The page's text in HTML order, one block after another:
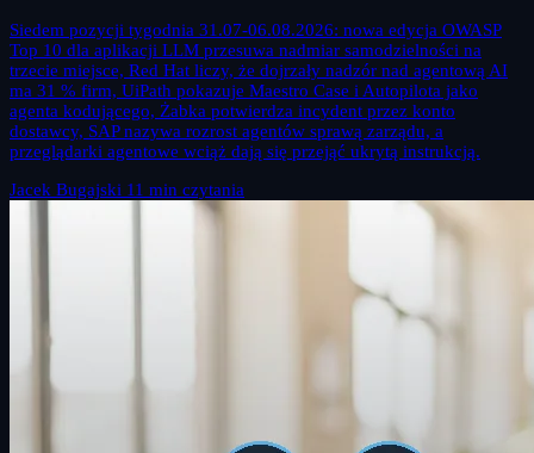
Siedem pozycji tygodnia 31.07-06.08.2026: nowa edycja OWASP
Top 10 dla aplikacji LLM przesuwa nadmiar samodzielności na
trzecie miejsce, Red Hat liczy, że dojrzały nadzór nad agentową AI
ma 31 % firm, UiPath pokazuje Maestro Case i Autopilota jako
agenta kodującego, Żabka potwierdza incydent przez konto
dostawcy, SAP nazywa rozrost agentów sprawą zarządu, a
przeglądarki agentowe wciąż dają się przejąć ukrytą instrukcją.
Jacek Bugajski 11 min czytania